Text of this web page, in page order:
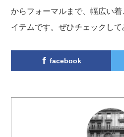
からフォーマルまで、幅広い
イテムです。ぜひチェックして
facebook